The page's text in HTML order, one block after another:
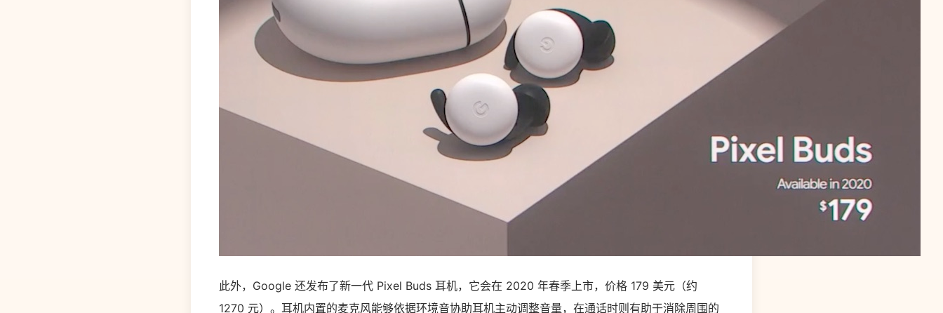
此外，Google 还发布了新一代 Pixel Buds 耳机，它会在 2020 年春季上市，价格 179 美元（约
1270 元）。耳机内置的麦克风能够依据环境音协助耳机主动调整音量，在通话时则有助于消除周围的